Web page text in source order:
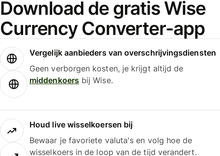
Download de gratis Wise
Currency Converter-app
Vergelijk aanbieders van overschrijvingsdiensten
Geen verborgen kosten, je krijgt altijd de
middenkoersbij Wise.
Houd live wisselkoersen bij
Bewaar je favoriete valuta's en volg hoe de
wisselkoers in de loop van de tijd verandert.